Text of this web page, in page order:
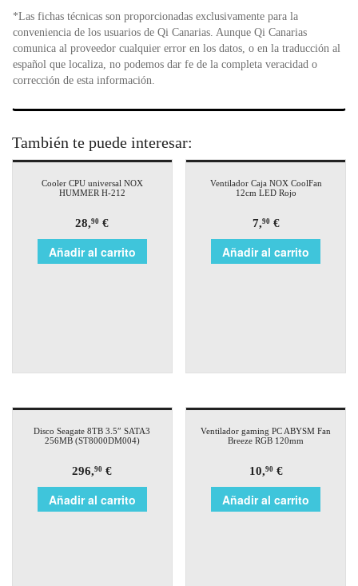
*Las fichas técnicas son proporcionadas exclusivamente para la
conveniencia de los usuarios de Qi Canarias. Aunque Qi Canarias
comunica al proveedor cualquier error en los datos, o en la traducción al
español que localiza, no podemos dar fe de la completa veracidad o
corrección de esta información.
También te puede interesar:
Cooler CPU universal NOX
HUMMER H-212
28,90 €
Añadir al carrito
Ventilador Caja NOX CoolFan
12cm LED Rojo
7,90€
Añadir al carrito
Disco Seagate 8TB 3.5″ SATA3
256MB (ST8000DM004)
296,90 €
Añadir al carrito
Ventilador gaming PC ABYSM Fan
Breeze RGB 120mm
10,90€
Añadir al carrito